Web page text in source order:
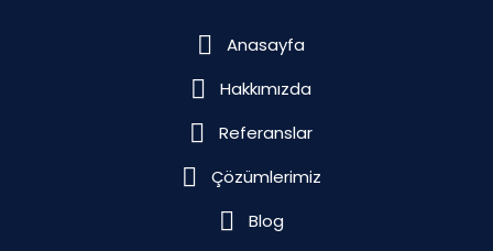
Anasayfa
Hakkımızda
Referanslar
Çözümlerimiz
Blog